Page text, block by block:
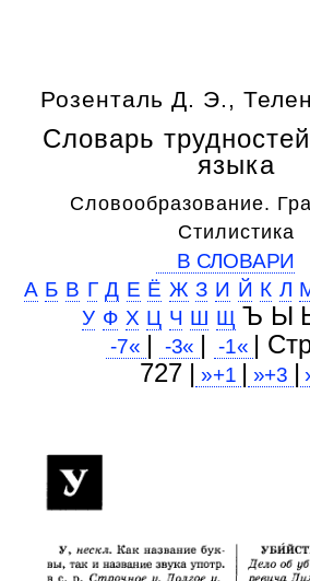
Розенталь Д. Э.,
Словарь
языка
Словообразование.
Стилистика
В СЛОВАРИ
А Б В Г Д Е Ё Ж З И Й К Л
У Ф Х Ц Ч Ш Щ Ъ Ы
-7« | -3« | -1« |
727 | »+1 | »+3 |